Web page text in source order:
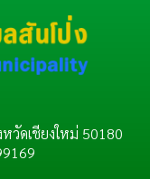
วัดเชียงใหม่ 50180